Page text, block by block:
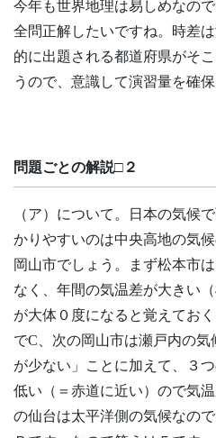
今年も世界地理は易しめなの
全問正解したいですね。時差
的に出題される都道府県がそ
うので、意識して演習量を確保
問題ごとの解説□２
（ア）について。日本の気候
かりやすいのは中央高地の気
岡山市でしょう。まず松本市
なく、年間の気温差が大きい
が大体０度になると覚えてお
でC、次の岡山市は瀬戸内の
が少ない」ことに加えて、３
低い（＝赤道に近い）ので気
の仙台は太平洋側の気候なの